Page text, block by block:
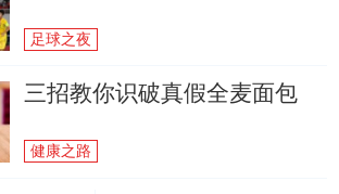
足球之夜
三招教你识破真假全麦面包
健康之路